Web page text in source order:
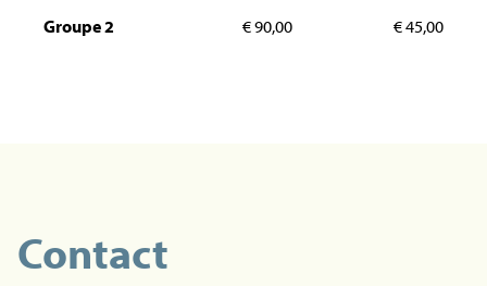
Groupe 2 € 90,00 € 45,00
Contact